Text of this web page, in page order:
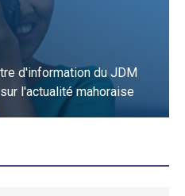
d'information du JDM
l'actualité mahoraise